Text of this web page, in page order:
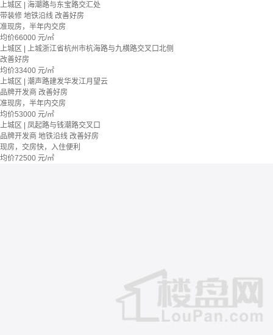
上城区 | 海潮路与东宝路交汇处
带装修 地铁沿线 改善好房
准现房，半年内交房
均价66000 元/㎡
上城区 | 上城浙江省杭州市杭海路与九横路交叉口北侧
改善好房
均价33400 元/㎡
上城区 | 潮声路建发华发江月望云
品牌开发商 改善好房
准现房，半年内交房
均价53000 元/㎡
上城区 | 凤起路与钱潮路交叉口
品牌开发商 地铁沿线 改善好房
现房，交房快，入住便利
均价72500 元/㎡